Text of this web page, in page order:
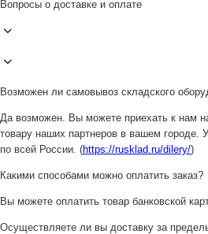
Вопросы о доставке и оплате
Возможен ли самовывоз складского
Да возможен. Вы можете приехать к нам
товару наших партнеров в вашем городе.
по всей России. (https://rusklad.ru/dilery/)
Какими способами можно оплатить заказ?
Вы можете оплатить товар банковской
Осуществляете ли вы доставку за